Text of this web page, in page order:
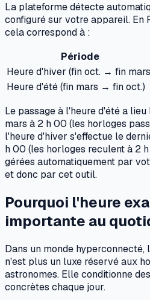
La plateforme détecte
configuré sur votre appareil. En
cela correspond à :
Période
Heure d'hiver (fin oct. → fin
Heure d'été (fin mars → fin oct.)
Le passage à l'heure d'été a
mars à 2 h 00 (les horloges
l'heure d'hiver s'effectue le
h 00 (les horloges reculent à 2
gérées automatiquement par
et donc par cet outil.
Pourquoi l'heure
importante au
Dans un monde
n'est plus un luxe réservé aux
astronomes. Elle conditionne
concrètes chaque jour.